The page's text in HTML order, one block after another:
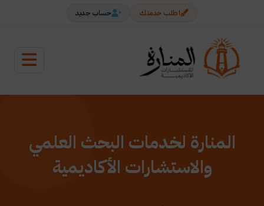
اطلب خدمتك حساب جديد
المنارة لخدمات البحث العلمي
والاستشارات الأكاديمية